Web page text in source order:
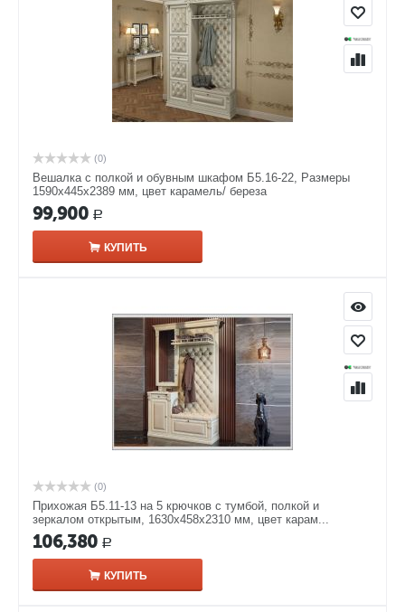
(0)
Вешалка с полкой и обувным шкафом Б5.16-22, Размеры
1590х445х2389 мм, цвет карамель/ береза
99,900 Р
КУПИТЬ
(0)
Прихожая Б5.11-13 на 5 крючков с тумбой, полкой и
зеркалом открытым, 1630х458х2310 мм, цвет карам...
106,380 Р
КУПИТЬ